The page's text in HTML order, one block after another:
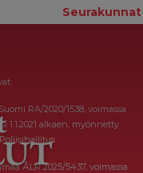
Seurakunnat
RA/2020/1538, voimassa
1.1.2021 alkaen, myönnetty
Poliisihallitus.
ÅLR 2025/5437, voimassa